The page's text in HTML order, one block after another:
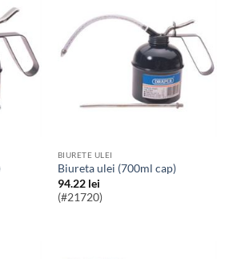
BIURETE ULEI
Biureta ulei (700ml cap)
94.22 lei
(#21720)